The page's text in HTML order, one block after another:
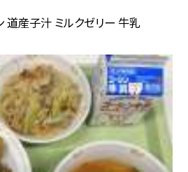
道産子汁 ミルクゼリー 牛乳